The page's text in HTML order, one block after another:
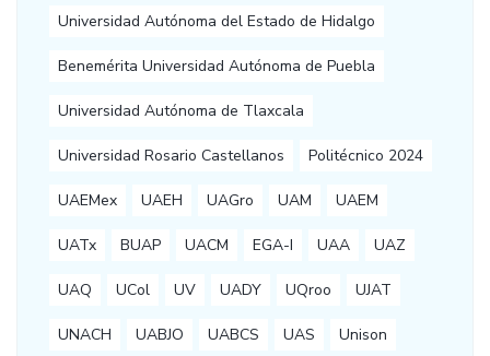
Universidad Autónoma del Estado de Hidalgo
Benemérita Universidad Autónoma de Puebla
Universidad Autónoma de Tlaxcala
Universidad Rosario Castellanos Politécnico 2024
UAEMex UAEH UAGro UAM UAEM
UATx BUAP UACM EGA-I UAA UAZ
UAQ UCol UV UADY UQroo UJAT
UNACH UABJO UABCS UAS Unison